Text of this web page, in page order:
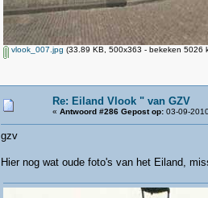
vlook_007.jpg (33.89 KB, 500x363 - bekeken 5026
Re: Eiland Vlook " van GZV
« Antwoord #286 Gepost op: 03-09-
gzv
Hier nog wat oude foto's van het Eiland,